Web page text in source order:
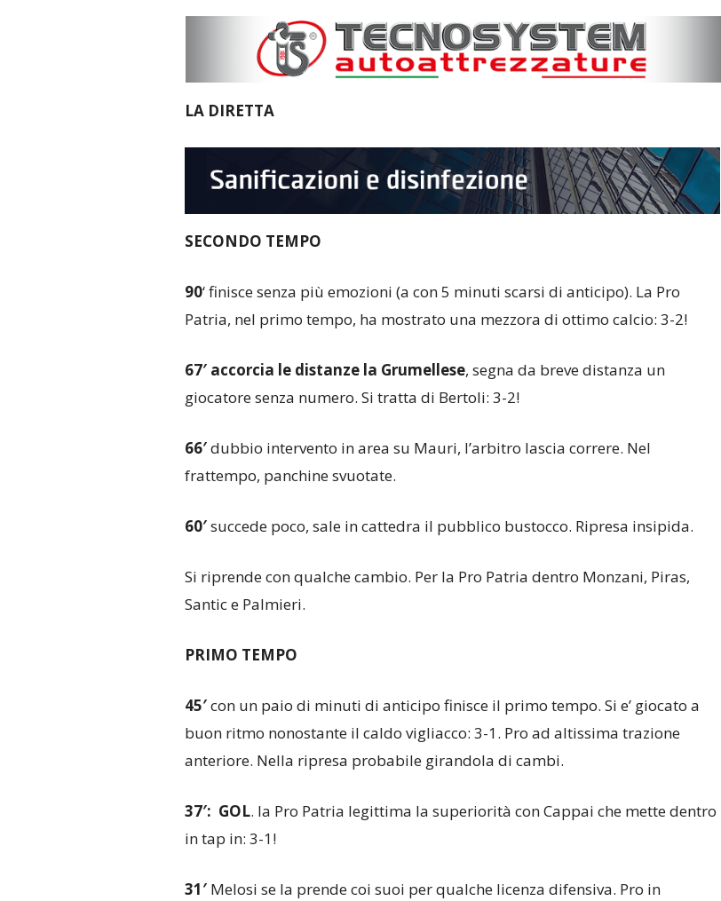
LA DIRETTA
SECONDO TEMPO
90‘ finisce senza più emozioni (a con 5 minuti scarsi di anticipo). La Pro
Patria, nel primo tempo, ha mostrato una mezzora di ottimo calcio: 3-2!
67′ accorcia le distanze la Grumellese, segna da breve distanza un
giocatore senza numero. Si tratta di Bertoli: 3-2!
66′dubbio intervento in area su Mauri, l’arbitro lascia correre. Nel
frattempo, panchine svuotate.
60′succede poco, sale in cattedra il pubblico bustocco. Ripresa insipida.
Si riprende con qualche cambio. Per la Pro Patria dentro Monzani, Piras,
Santic e Palmieri.
PRIMO TEMPO
45′con un paio di minuti di anticipo finisce il primo tempo. Si e’ giocato a
buon ritmo nonostante il caldo vigliacco: 3-1. Pro ad altissima trazione
anteriore. Nella ripresa probabile girandola di cambi.
37′: GOL. la Pro Patria legittima la superiorità con Cappai che mette dentro
in tap in: 3-1!
31′Melosi se la prende coi suoi per qualche licenza difensiva. Pro in